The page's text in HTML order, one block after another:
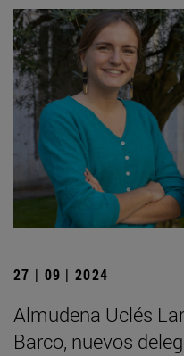
27 | 09 | 2024
Almudena Uclés
Barco, nuevos